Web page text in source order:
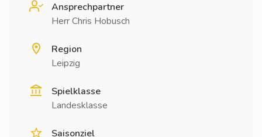
Ansprechpartner
Herr Chris Hobusch
Region
Leipzig
Spielklasse
Landesklasse
Saisonziel